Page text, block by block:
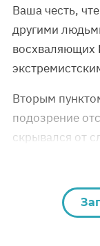
Ваша честь,
другими
восхваляющих
Вторым
подозрение
скрывался от